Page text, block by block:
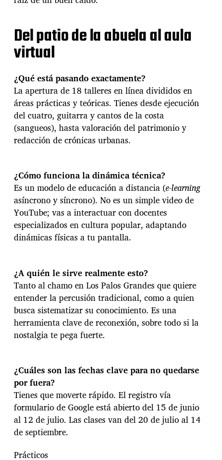
e
l
k
l
o
r
e
a
l
a
b
e
:
A
b
r
e
a
l
l
e
r
e
s
l
i
e
y
b
l
Del patio de la abuela al aula
virtual
¿Qué está pasando exactamente?
La apertura de 18 talleres en línea divididos en
áreas prácticas y teóricas. Tienes desde ejecución
del cuatro, guitarra y cantos de la costa
(sangueos), hasta valoración del patrimonio y
redacción de crónicas urbanas.
¿Cómo funciona la dinámica técnica?
Es un modelo de educación a distancia (e-learning
asíncrono y síncrono). No es un simple video de
YouTube; vas a interactuar con docentes
especializados en cultura popular, adaptando
dinámicas físicas a tu pantalla.
¿A quién le sirve realmente esto?
Tanto al chamo en Los Palos Grandes que quiere
entender la percusión tradicional, como a quien
busca sistematizar su conocimiento. Es una
herramienta clave de reconexión, sobre todo si la
nostalgia te pega fuerte.
¿Cuáles son las fechas clave para no quedarse
por fuera?
Tienes que moverte rápido. El registro vía
formulario de Google está abierto del 15 de junio
al 12 de julio. Las clases van del 20 de julio al 14
de septiembre.
Prácticos